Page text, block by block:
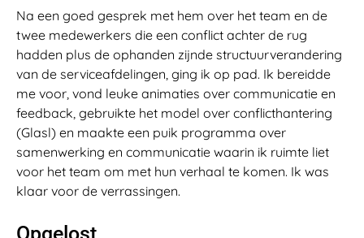
Na een goed gesprek met hem over het team en de
twee medewerkers die een conflict achter de rug
hadden plus de ophanden zijnde structuurverandering
van de serviceafdelingen, ging ik op pad. Ik bereidde
me voor, vond leuke animaties over communicatie en
feedback, gebruikte het model over conflicthantering
(Glasl) en maakte een puik programma over
samenwerking en communicatie waarin ik ruimte liet
voor het team om met hun verhaal te komen. Ik was
klaar voor de verrassingen.
Opgelost